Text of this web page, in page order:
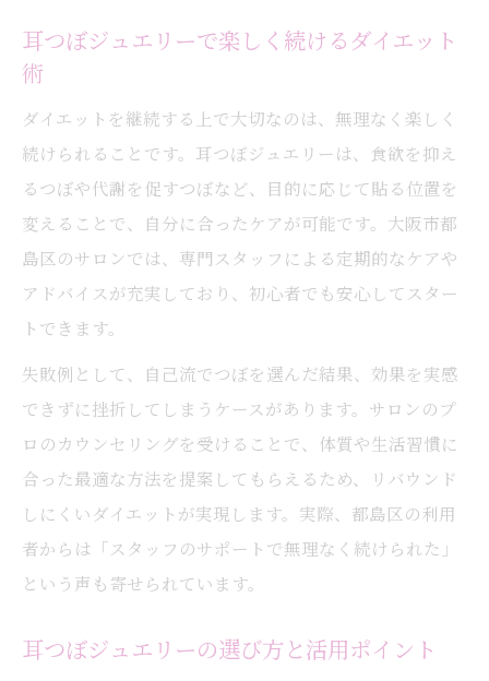
耳つぼジュエリーで楽しく続けるダイエット
術
ダイエットを継続する上で大切なのは、無理なく楽しく
続けられることです。耳つぼジュエリーは、食欲を抑え
るつぼや代謝を促すつぼなど、目的に応じて貼る位置を
変えることで、自分に合ったケアが可能です。大阪市都
島区のサロンでは、専門スタッフによる定期的なケアや
アドバイスが充実しており、初心者でも安心してスター
トできます。
失敗例として、自己流でつぼを選んだ結果、効果を実感
できずに挫折してしまうケースがあります。サロンのプ
ロのカウンセリングを受けることで、体質や生活習慣に
合った最適な方法を提案してもらえるため、リバウンド
しにくいダイエットが実現します。実際、都島区の利用
者からは「スタッフのサポートで無理なく続けられた」
という声も寄せられています。
耳つぼジュエリーの選び方と活用ポイント